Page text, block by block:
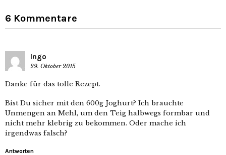
6 Kommentare
Ingo
29. Oktober 2015
Danke für das tolle Rezept.
Bist Du sicher mit den 600g Joghurt? Ich brauchte
Unmengen an Mehl, um den Teig halbwegs formbar und
nicht mehr klebrig zu bekommen. Oder mache ich
irgendwas falsch?
Antworten